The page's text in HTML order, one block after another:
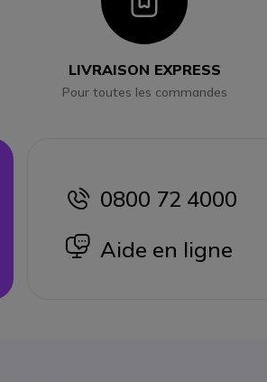
LIVRAISON EXPRESS
Pour toutes les commandes
icon
0800 72 4000
icon
Aide en ligne